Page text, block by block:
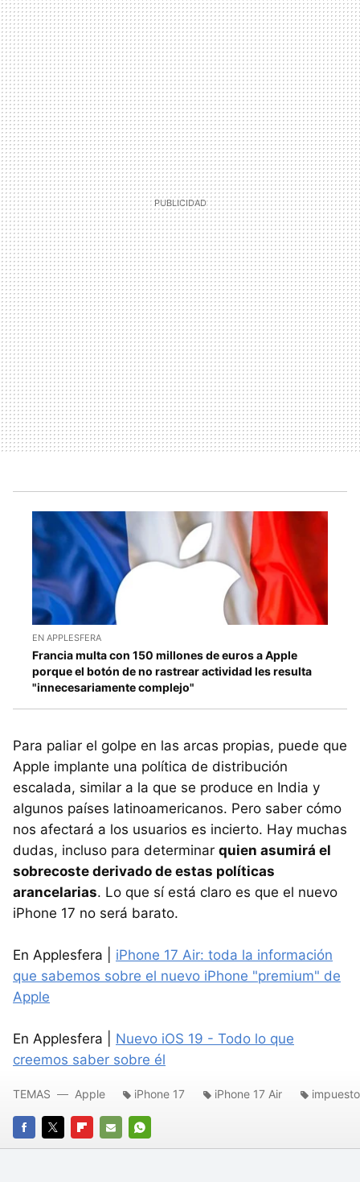
EN APPLESFERA
Francia multa con 150 millones de euros a Apple
porque el botón de no rastrear actividad les resulta
"innecesariamente complejo"
Para paliar el golpe en las arcas propias, puede que
Apple implante una política de distribución
escalada, similar a la que se produce en India y
algunos países latinoamericanos. Pero saber cómo
nos afectará a los usuarios es incierto. Hay muchas
dudas, incluso para determinar quien asumirá el
sobrecoste derivado de estas políticas
arancelarias. Lo que sí está claro es que el nuevo
iPhone 17 no será barato.
En Applesfera | iPhone 17 Air: toda la información
que sabemos sobre el nuevo iPhone "premium" de
Apple
En Applesfera | Nuevo iOS 19 - Todo lo que
creemos saber sobre él
FACEBOOK
TWITTERFLIPBOARD
E-
WHATSAPP
TEMAS Apple iPhone 17 iPhone 17 Air